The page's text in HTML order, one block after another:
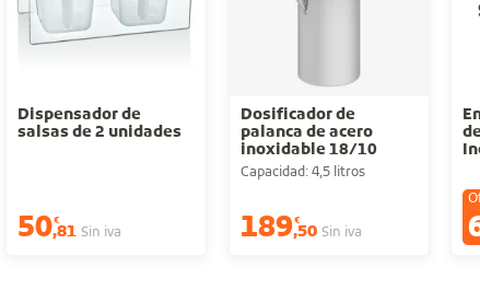
Dispensador de
salsas de 2 unidades
50€
,81 Sin iva
Dosificador de
palanca de acero
inoxidable 18/10
Capacidad: 4,5 litros
189€
,50 Sin iva